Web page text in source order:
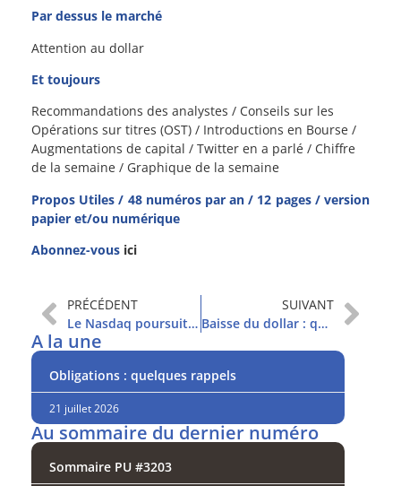
Par dessus le marché
Attention au dollar
Et toujours
Recommandations des analystes / Conseils sur les
Opérations sur titres (OST) / Introductions en Bourse /
Augmentations de capital / Twitter en a parlé / Chiffre
de la semaine / Graphique de la semaine
Propos Utiles / 48 numéros par an / 12 pages / version
papier et/ou numérique
Abonnez-vous ici
PRÉCÉDENT
Le Nasdaq poursuit son ascension
SUIVANT
Baisse du dollar : quelles conséquences pour vos placements ?
A la une
Obligations : quelques rappels
21 juillet 2026
Au sommaire du dernier numéro
Sommaire PU #3203